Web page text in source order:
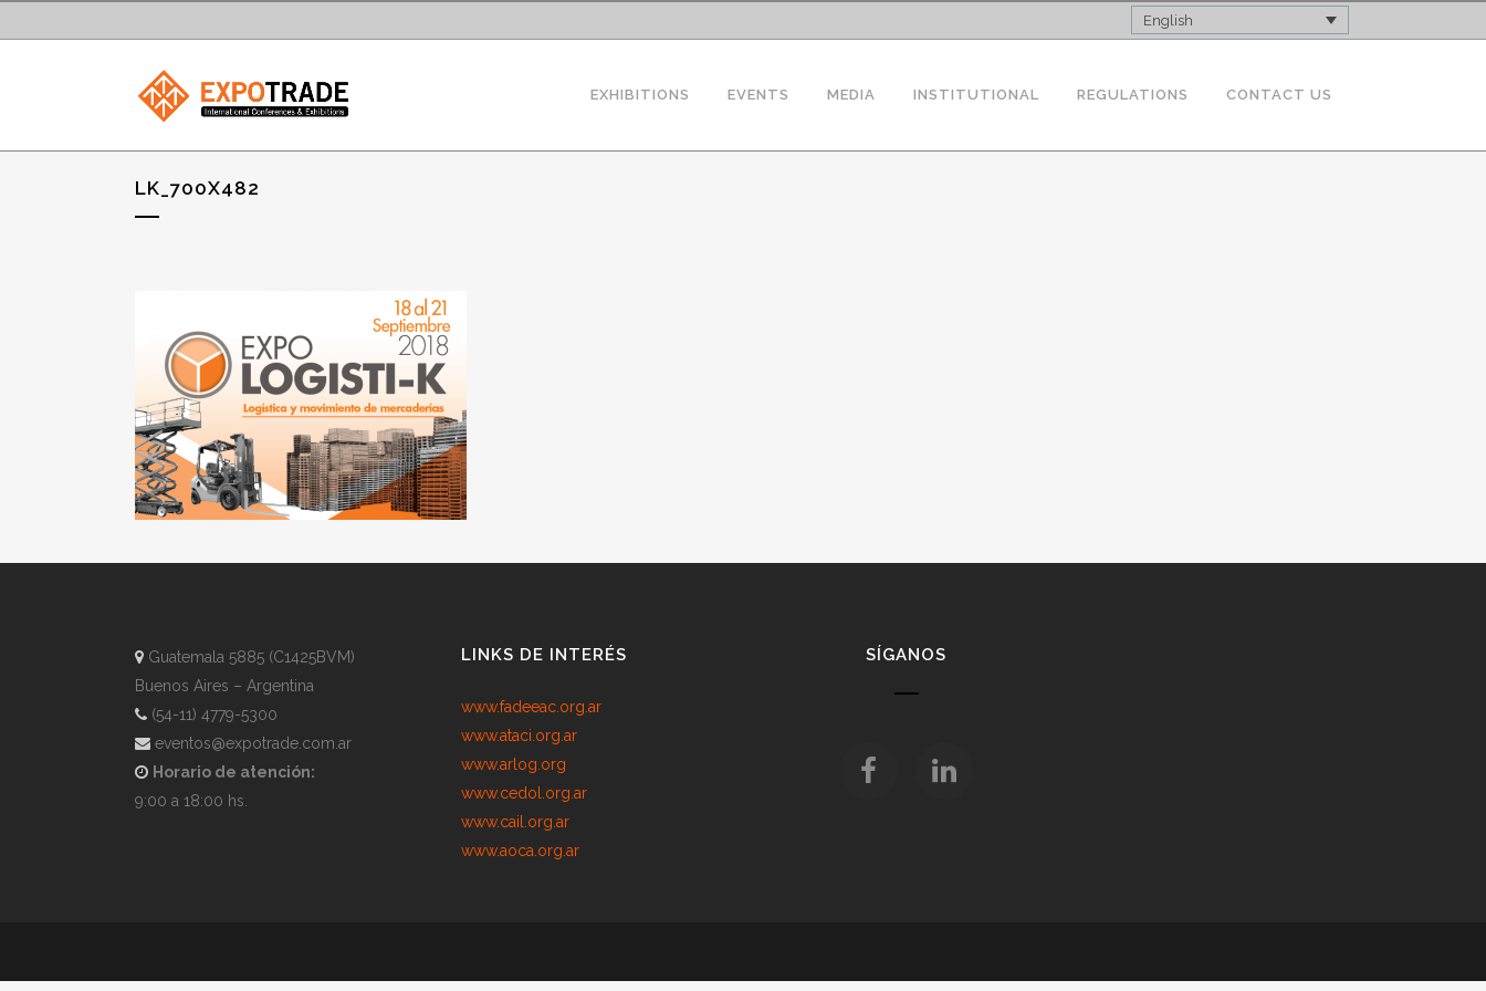
English
EXHIBITIONS EVENTS MEDIA INSTITUTIONAL REGULATIONS CONTACT US
LK_700X482
Guatemala 5885 (C1425BVM)
Buenos Aires – Argentina
(54-11) 4779-5300
eventos@expotrade.com.ar
Horario de atención:
9:00 a 18:00 hs.
LINKS DE INTERÉS
www.fadeeac.org.ar
www.ataci.org.ar
www.arlog.org
www.cedol.org.ar
www.cail.org.ar
www.aoca.org.ar
SÍGANOS